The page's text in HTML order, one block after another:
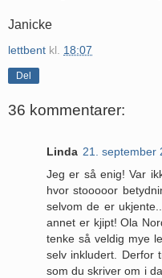
Janicke
lettbent kl. 18:07
Del
36 kommentarer:
Linda 21. september
Jeg er så enig! Var
hvor stooooor
selvom de er
annet er kjipt! Ola
tenke så veldig mye
selv inkludert. Derfor
som du skriver om i